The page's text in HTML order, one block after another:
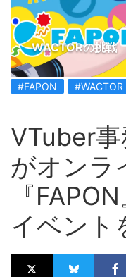
WACTORの挑戦
#FAPON #WACTOR
VTuber事
がオンラ
『
イベント